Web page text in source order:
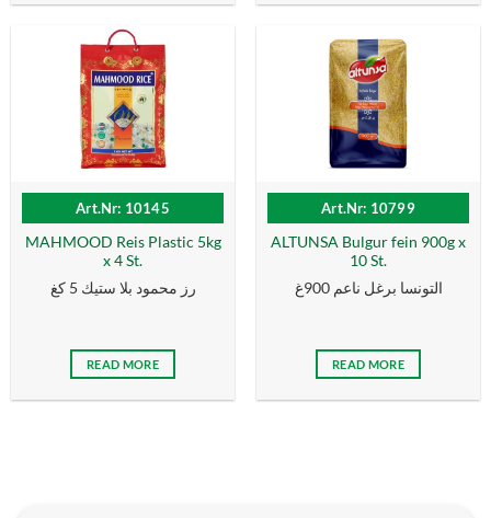
Art.Nr: 10145
MAHMOOD Reis Plastic 5kg
x 4 St.
رز محمود بلا ستيك 5 كغ
READ MORE
Art.Nr: 10799
ALTUNSA Bulgur fein 900g x
10 St.
التونسا برغل ناعم 900غ
READ MORE